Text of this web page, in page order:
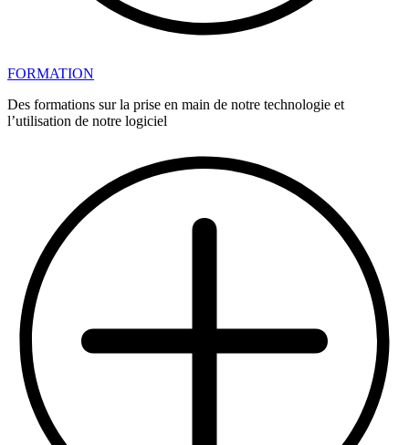
FORMATION
Des formations sur la prise en main de notre technologie et
l’utilisation de notre logiciel